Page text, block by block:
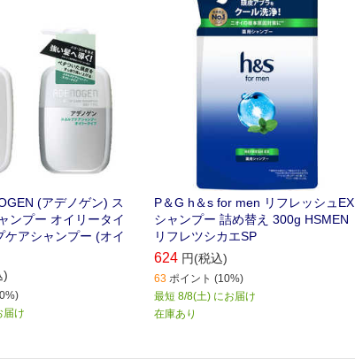
(アデノゲン) ス
ンプー オイリータイ
ケアシャンプー (オイ
)
届け
P＆G h＆s for men リフレッシュEX
シャンプー 詰め替え 300g HSMEN
リフレツシカエSP
624 円(税込)
63 ポイント (10%)
最短 8/8(土) にお届け
在庫あり